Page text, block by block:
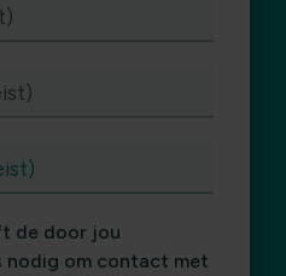
de door jou
nodig om contact met